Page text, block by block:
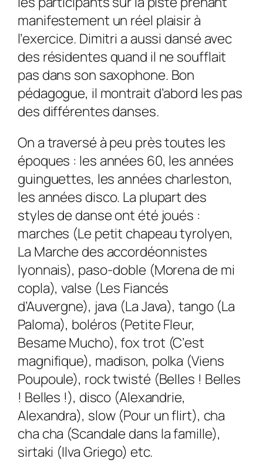
manifestement un réel plaisir à
l’exercice. Dimitri a aussi dansé avec
des résidentes quand il ne soufflait
pas dans son saxophone. Bon
pédagogue, il montrait d’abord les pas
des différentes danses.
On a traversé à peu près toutes les
époques : les années 60, les années
guinguettes, les années charleston,
les années disco. La plupart des
styles de danse ont été joués :
marches (Le petit chapeau tyrolyen,
La Marche des accordéonnistes
lyonnais), paso-doble (Morena de mi
copla), valse (Les Fiancés
d’Auvergne), java (La Java), tango (La
Paloma), boléros (Petite Fleur,
Besame Mucho), fox trot (C’est
magnifique), madison, polka (Viens
Poupoule), rock twisté (Belles ! Belles
! Belles !), disco (Alexandrie,
Alexandra), slow (Pour un flirt), cha
cha cha (Scandale dans la famille),
sirtaki (Ilva Griego) etc.